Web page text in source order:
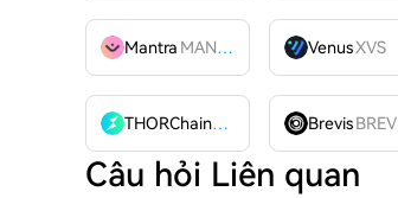
Mantra MANTRA VenusXVS
THORChain
RUNE BrevisBREV
Câu hỏi Liên quan